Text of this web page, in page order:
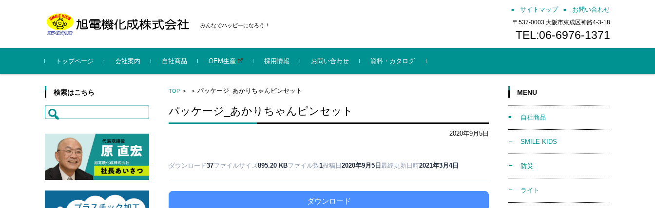
みんなでハッピーになろう！
サイトマップ お問い合わせ
〒537-0003 大阪市東成区神路4-3-18
TEL:06-6976-1371
コンテンツに移動
トップページ
会社案内
概要更新（2025.9）
案内パンフレット
自社商品 OEM生産 採用情報 お問い合わせ 資料・カタログ
TOP > >パッケージ_あかりちゃんピンセット
パッケージ_あかりちゃんピンセット
2020年9月5日
ダウンロード37ファイルサイズ895.20 KBファイル数1投稿日2020年9月5日最終更新日時2021年3月4日
ダウンロード
検索はこちら
検
索:
MENU
自社商品
SMILE KIDS
防災
ライト